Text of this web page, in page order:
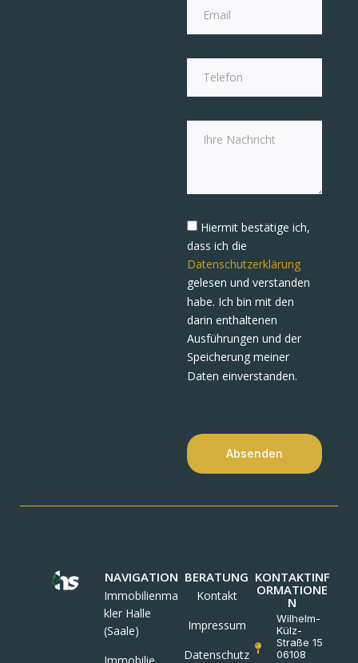
Hiermit bestätige ich,
dass ich die
Datenschutzerklärung
gelesen und verstanden
habe. Ich bin mit den
darin enthaltenen
Ausführungen und der
Speicherung meiner
Daten einverstanden.
Absenden
NAVIGATION
Immobilienma
kler Halle
(Saale)
BERATUNG
Kontakt
Impressum
Datenschutz
KONTAKTINF
ORMATIONE
N
Wilhelm-
Külz-
Straße 15
06108